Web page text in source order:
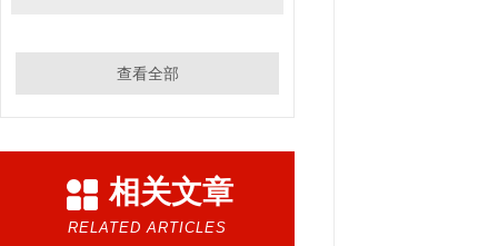
查看全部
相关文章
RELATED ARTICLES